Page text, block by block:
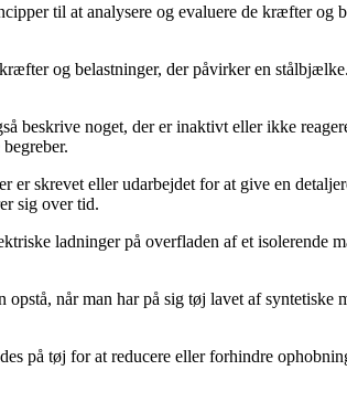
til at analysere og evaluere de kræfter
og belastninger, der påvirker en
beskrive noget, der er inaktivt eller ikke
skrevet eller udarbejdet for at give en
sig over tid.
ladninger på overfladen af et isolerende
når man har på sig tøj lavet af syntetiske
på tøj for at reducere eller forhindre